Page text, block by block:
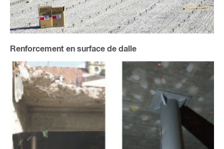
Renforcement en surface de dalle